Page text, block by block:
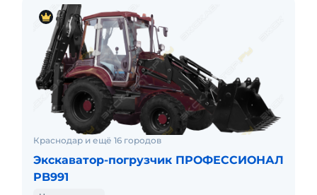
Краснодар и ещё 16 городов
Экскаватор-погрузчик ПРОФЕССИОНАЛ
PB991